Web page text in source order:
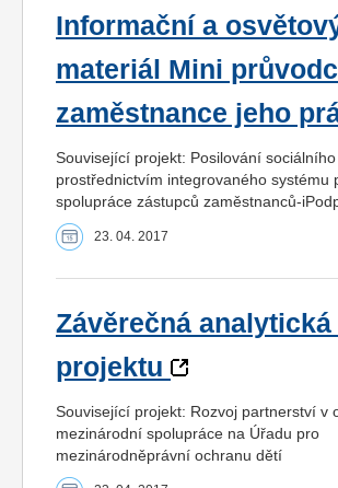
Informační a
materiál Mini
zaměstnance jeho
Související projekt: Posilování
prostřednictvím integrovaného systému
spolupráce zástupců zaměstnanců-
23. 04. 2017
Závěrečná
projektu
Související projekt: Rozvoj partnerství v
mezinárodní spolupráce na Úřadu pro
mezinárodněprávní ochranu dětí